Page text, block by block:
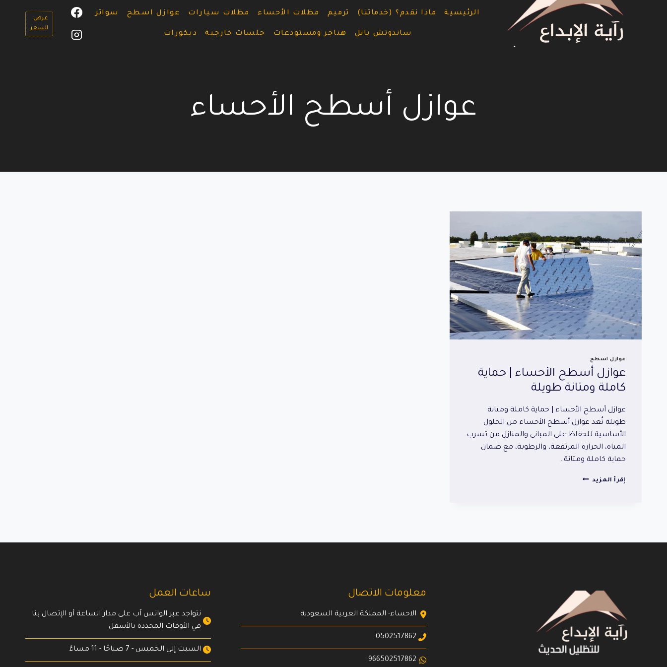
الرئيسية ماذا نقدم؟ (خدماتنا) ترميم مظلات الأحساء مظلات سيارات عوازل اسطح سواتر
ساندوتش بانل هناجر ومستودعات جلسات خارجية ديكورات
عرض
السعر
عوازل أسطح الأحساء
عوازل اسطح
عوازل أسطح الأحساء | حماية
كاملة ومتانة طويلة
عوازل أسطح الأحساء | حماية كاملة ومتانة
طويلة تُعد عوازل أسطح الأحساء من الحلول
الأساسية للحفاظ على المباني والمنازل من تسرب
المياه، الحرارة المرتفعة، والرطوبة، مع ضمان
حماية كاملة ومتانة…
إقرأ المزيد عوازل
معلومات الاتصال
الاحساء- المملكة العربية السعودية
0502517862
966502517862
ساعات العمل
نتواجد عبر الواتس آب على مدار الساعة أو الإتصال بنا
في الأوقات المحددة بالأسفل
السبت إلى الخميس - 7 صباحًا - 11 مساءً